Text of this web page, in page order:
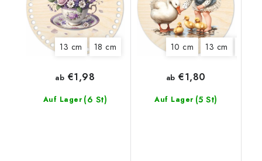
13 cm 18 cm
Auf Lager (6 St)
ab €1,98
10 cm 13 cm
Auf Lager (5 St)
ab €1,80